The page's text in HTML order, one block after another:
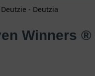
Deutzie - Deutzia